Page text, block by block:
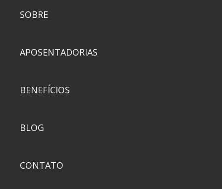
SOBRE
APOSENTADORIAS
BENEFÍCIOS
BLOG
CONTATO